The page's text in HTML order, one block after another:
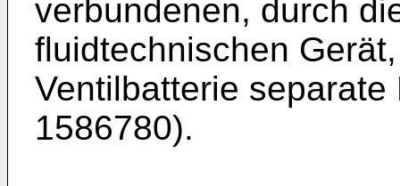
verbundenen, durch
fluidtechnischen
Ventilbatterie
1586780).